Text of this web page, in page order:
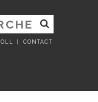
CONTACT